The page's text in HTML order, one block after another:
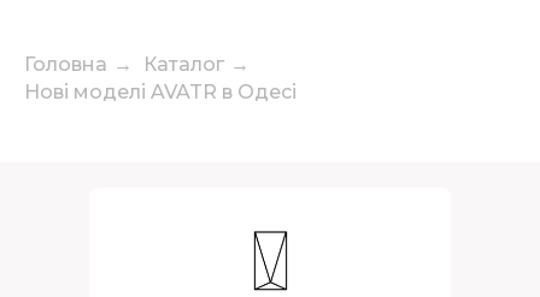
Головна → Каталог →
Нові моделі AVATR в Одесі